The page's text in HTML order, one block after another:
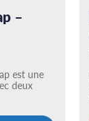
–
est une
deux